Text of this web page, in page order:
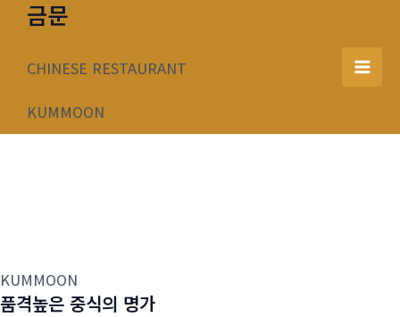
너
금문
CHINESE RESTAURANT
KUMMOON
Main
KUMMOON
품격높은 중식의 명가